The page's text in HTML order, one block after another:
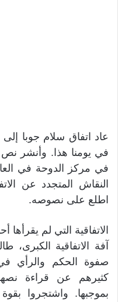
عاد اتفاق سلام جوبا
في يومنا هذا. وأنشر نص
في مركز الدوحة في
النقاش المتجدد عن
اطلع على نصوصه.
الاتفاقية التي لم يقرأها
آفة الاتفاقية الكبرى،
صفوة الحكم والرأي
كثيرهم عن قراءة
بموجبها. واشتجروا